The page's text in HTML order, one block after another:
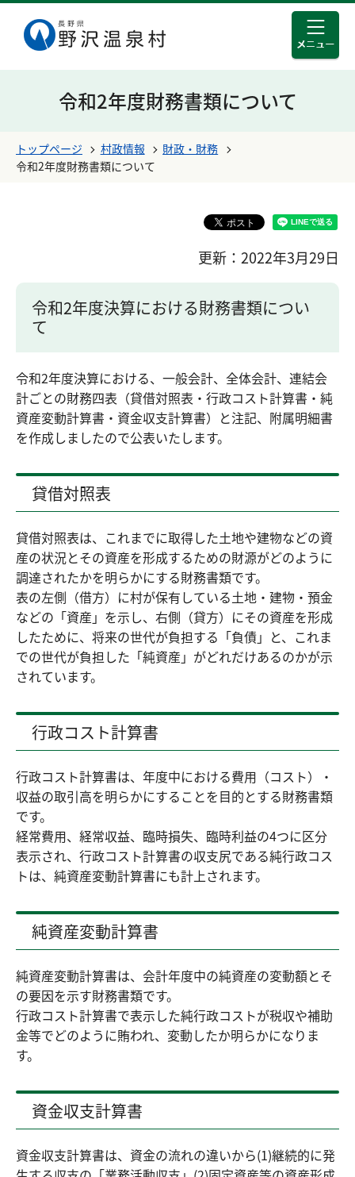
メニュ
令和2年度財務書類について
トップページ 村政情報
財政・財務
令和2年度財務書類について
更新：2022年3月29日
令和2年度決算における財務書類につい
て
令和2年度決算における、一般会計、全体会計、連結会
計ごとの財務四表（貸借対照表・行政コスト計算書・純
資産変動計算書・資金収支計算書）と注記、附属明細書
を作成しましたので公表いたします。
貸借対照表
貸借対照表は、これまでに取得した土地や建物などの資
産の状況とその資産を形成するための財源がどのように
調達されたかを明らかにする財務書類です。
表の左側（借方）に村が保有している土地・建物・預金
などの「資産」を示し、右側（貸方）にその資産を形成
したために、将来の世代が負担する「負債」と、これま
での世代が負担した「純資産」がどれだけあるのかが示
されています。
行政コスト計算書
行政コスト計算書は、年度中における費用（コスト）・
収益の取引高を明らかにすることを目的とする財務書類
です。
経常費用、経常収益、臨時損失、臨時利益の4つに区分
表示され、行政コスト計算書の収支尻である純行政コス
トは、純資産変動計算書にも計上されます。
純資産変動計算書
純資産変動計算書は、会計年度中の純資産の変動額とそ
の要因を示す財務書類です。
行政コスト計算書で表示した純行政コストが税収や補助
金等でどのように賄われ、変動したか明らかになりま
す。
資金収支計算書
資金収支計算書は、資金の流れの違いから(1)継続的に発